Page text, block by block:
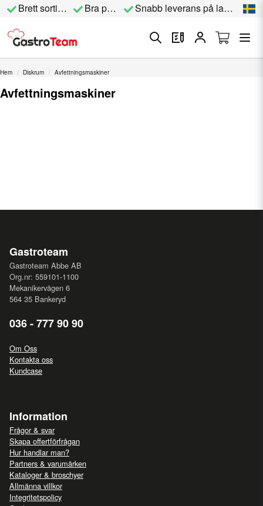
Brett sortiment Bra priser Snabb leverans på lagervara
Hem Diskrum Avfettningsmaskiner
Avfettningsmaskiner
Gastroteam
Gastroteam Abbe AB
Org.nr: 559101-1100
Mekanikervägen 6
564 35 Bankeryd
036 - 777 90 90
Om Oss
Kontakta oss
Kundcase
Information
Frågor & svar
Skapa offertförfrågan
Hur handlar man?
Partners & varumärken
Kataloger & broschyer
Allmänna villkor
Integritetspolicy